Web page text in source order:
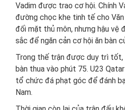
Vadim được trao cơ hội. Chính
đường chọc khe tinh tế cho
đối mặt thủ môn, nhưng hậu vệ
sắc để ngăn cản cơ hội ăn bàn
Trong thế trận được duy trì tốt,
bàn thua vào phút 75. U23
tổ chức đá phạt góc để đánh
Nam.